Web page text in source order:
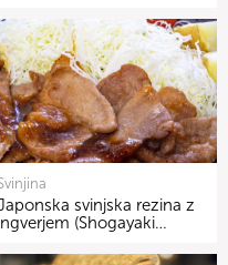
svinjska rezina z
(Shogayaki…